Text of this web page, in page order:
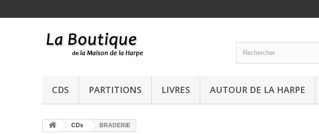
CDS PARTITIONS LIVRES AUTOUR DE LA HARPE
CDs BRADERIE